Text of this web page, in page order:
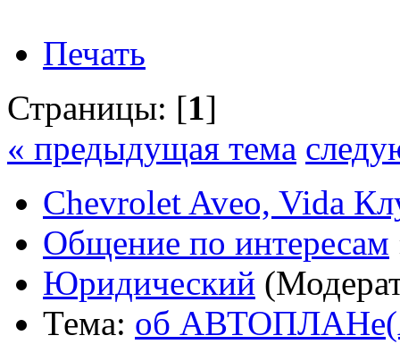
Печать
Страницы: [1]
« предыдущая тема
Chevrolet Aveo, Vida
Общение по интересам
Юридический
Тема: об